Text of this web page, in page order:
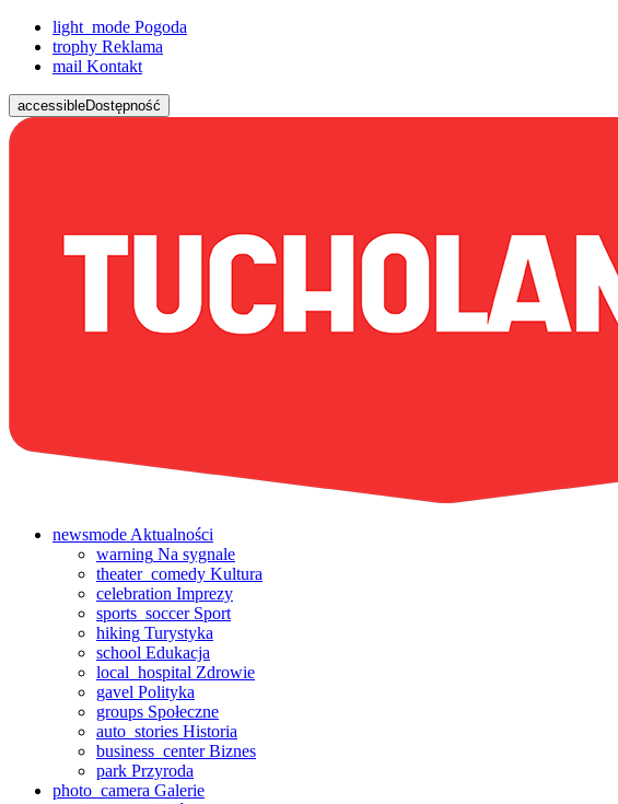
light_mode Pogoda
trophy Reklama
mail Kontakt
accessibleDostępność
newsmode Aktualności
warning Na sygnale
theater_comedy Kultura
celebration Imprezy
sports_soccerSport
hiking Turystyka
school Edukacja
local_hospital Zdrowie
gavel Polityka
groups Społeczne
auto_stories Historia
business_centerBiznes
park Przyroda
photo_camera Galerie